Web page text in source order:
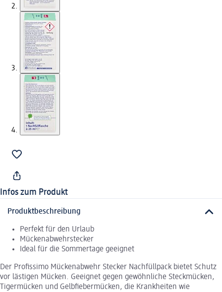
Infos zum Produkt
Produktbeschreibung
Perfekt für den Urlaub
Mückenabwehrstecker
Ideal für die Sommertage geeignet
Der Profissimo Mückenabwehr Stecker Nachfüllpack bietet Schutz
vor lästigen Mücken. Geeignet gegen gewöhnliche Steckmücken,
Tigermücken und Gelbfiebermücken, die Krankheiten wie